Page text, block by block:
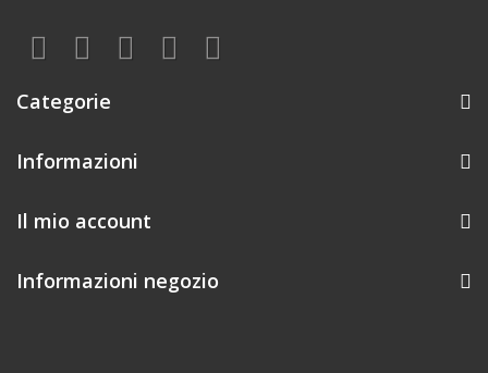
Categorie
Informazioni
Il mio account
Informazioni negozio